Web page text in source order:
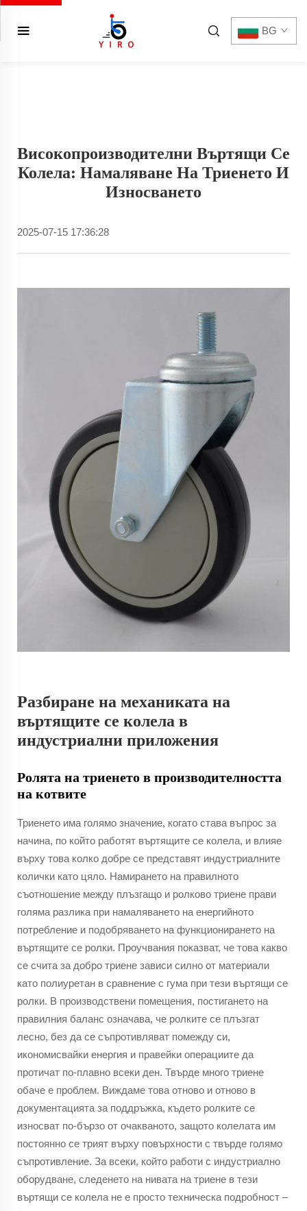
BG
Високопроизводителни Въртящи Се
Колела: Намаляване На Триенето И
Износването
2025-07-15 17:36:28
Разбиране на механиката на
въртящите се колела в
индустриални приложения
Ролята на триенето в производителността
на котвите
Триенето има голямо значение, когато става въпрос за
начина, по който работят въртящите се колела, и влияе
върху това колко добре се представят индустриалните
колички като цяло. Намирането на правилното
съотношение между плъзгащо и ролково триене прави
голяма разлика при намаляването на енергийното
потребление и подобряването на функционирането на
въртящите се ролки. Проучвания показват, че това какво
се счита за добро триене зависи силно от материали
като полиуретан в сравнение с гума при тези въртящи се
ролки. В производствени помещения, постигането на
правилния баланс означава, че ролките се плъзгат
лесно, без да се съпротивляват помежду си,
икономисвайки енергия и правейки операциите да
протичат по-плавно всеки ден. Твърде много триене
обаче е проблем. Виждаме това отново и отново в
документацията за поддръжка, където ролките се
износват по-бързо от очакваното, защото колелата им
постоянно се трият върху повърхности с твърде голямо
съпротивление. За всеки, който работи с индустриално
оборудване, следенето на нивата на триене в тези
въртящи се колела не е просто техническа подробност –